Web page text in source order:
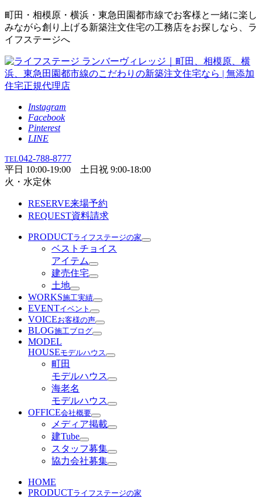
町田・相模原・横浜・東急田園都市線でお客様と一緒に楽し
みながら創り上げる新築注文住宅の工務店をお探しなら、ラ
イフステージへ
Instagram
Facebook
Pinterest
LINE
TEL042-788-8777
平日 10:00-19:00 土日祝 9:00-18:00
火・水定休
RESERVE来場予約
REQUEST資料請求
PRODUCTライフステージの家
ベストチョイス
アイテム
建売住宅
土地
WORKS施工実績
EVENTイベント
VOICEお客様の声
BLOG施工ブログ
MODEL
HOUSEモデルハウス
町田
モデルハウス
海老名
モデルハウス
OFFICE会社概要
メディア掲載
建Tube
スタッフ募集
協力会社募集
HOME
PRODUCTライフステージの家